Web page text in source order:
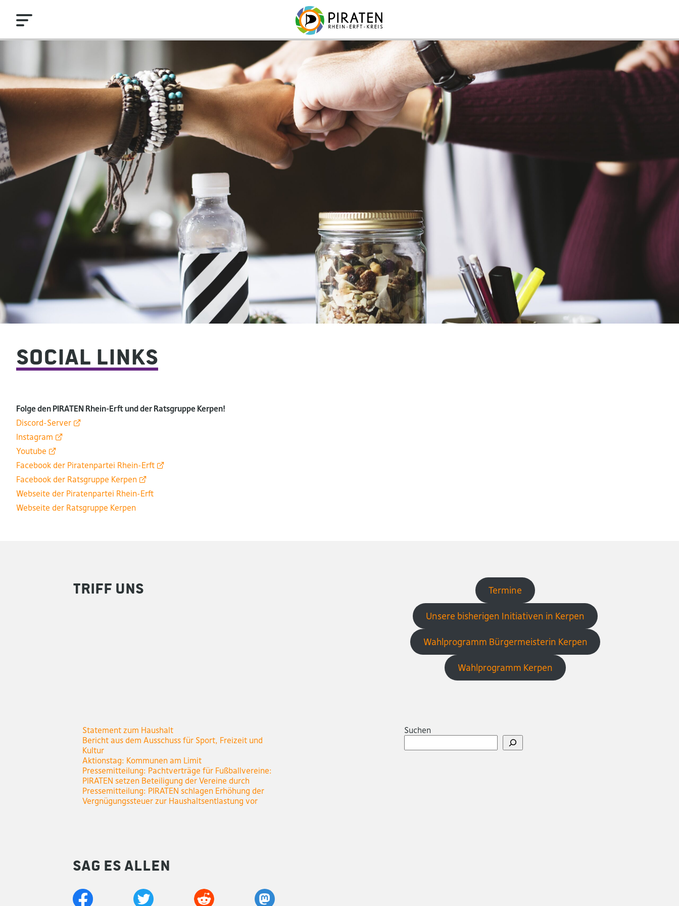
Social Links
Folge den PIRATEN Rhein-Erft und der Ratsgruppe Kerpen!
Discord-Server
Instagram
Youtube
Facebook der Piratenpartei Rhein-Erft
Facebook der Ratsgruppe Kerpen
Webseite der Piratenpartei Rhein-Erft
Webseite der Ratsgruppe Kerpen
Triff uns Termine
Unsere bisherigen Initiativen in Kerpen
Wahlprogramm Bürgermeisterin Kerpen
Wahlprogramm Kerpen
Statement zum Haushalt
Bericht aus dem Ausschuss für Sport, Freizeit und
Kultur
Aktionstag: Kommunen am Limit
Pressemitteilung: Pachtverträge für Fußballvereine:
PIRATEN setzen Beteiligung der Vereine durch
Pressemitteilung: PIRATEN schlagen Erhöhung der
Vergnügungssteuer zur Haushaltsentlastung vor
Suchen
Sag es allen